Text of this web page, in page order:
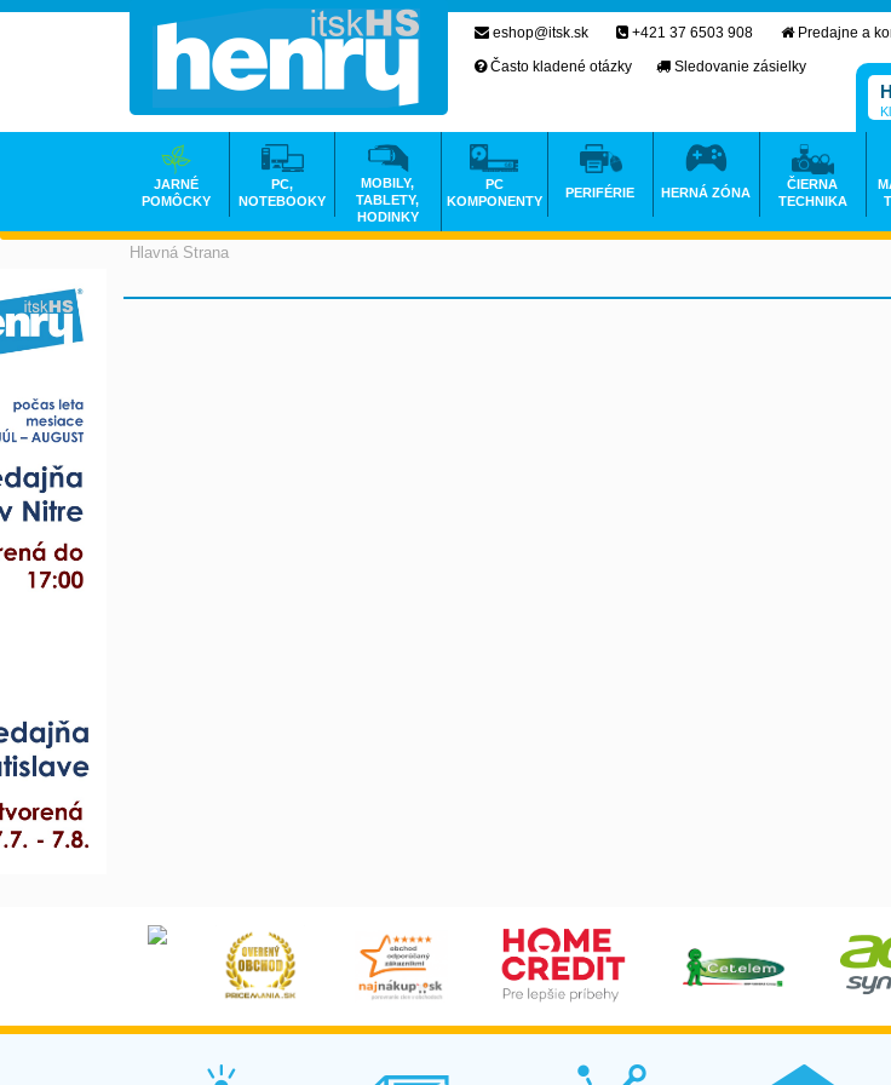
Hlavná Strana
eshop@itsk.sk +421 37 6503 908
Predajne a
Často kladené otázky
Sledovanie zásielky
JARNÉ
POMÔCKY
PC,
NOTEBOOKY
MOBILY,
TABLETY,
HODINKY
PC
KOMPONENTY
PERIFÉRIE HERNÁ ZÓNA
ČIERNA
TECHNIKA